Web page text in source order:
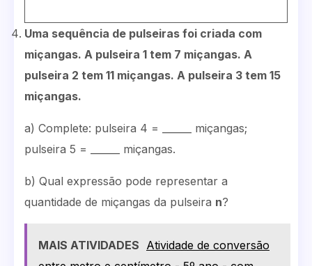
Uma sequência de pulseiras foi criada com
miçangas. A pulseira 1 tem 7 miçangas. A
pulseira 2 tem 11 miçangas. A pulseira 3 tem 15
miçangas.
a) Complete: pulseira 4 = ______ miçangas;
pulseira 5 = ______ miçangas.
b) Qual expressão pode representar a
quantidade de miçangas da pulseira n?
MAIS ATIVIDADES Atividade de conversão